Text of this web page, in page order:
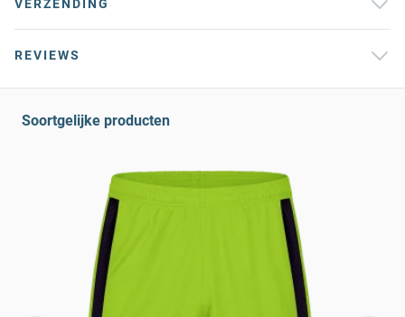
VERZENDING
REVIEWS
Soortgelijke producten